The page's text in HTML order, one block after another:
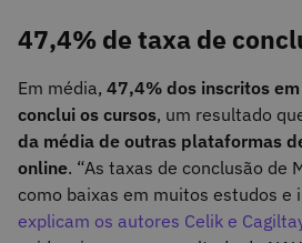
47,4% de taxa de
Em média, 47,4% dos inscritos
conclui os cursos, um resultado
da média de outras plataformas
online. “As taxas de conclusão de
como baixas em muitos estudos e
explicam os autores Celik e